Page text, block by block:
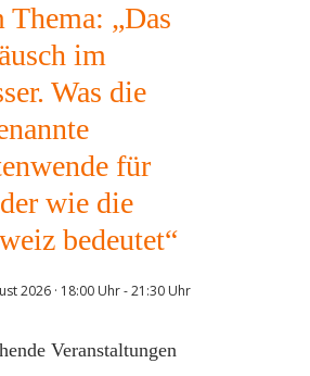
Thema: „Das
im
Was die
für
wie die
bedeutet“
2026 · 18:00 Uhr-21:30 Uhr
Veranstaltungen